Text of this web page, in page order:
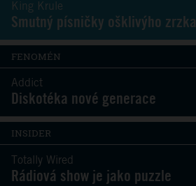
King Krule
Smutný písničky ošklivýho zrzka
FENOMÉN
Addict
Diskotéka nové generace
INSIDER
Totally Wired
Rádiová show je jako puzzle